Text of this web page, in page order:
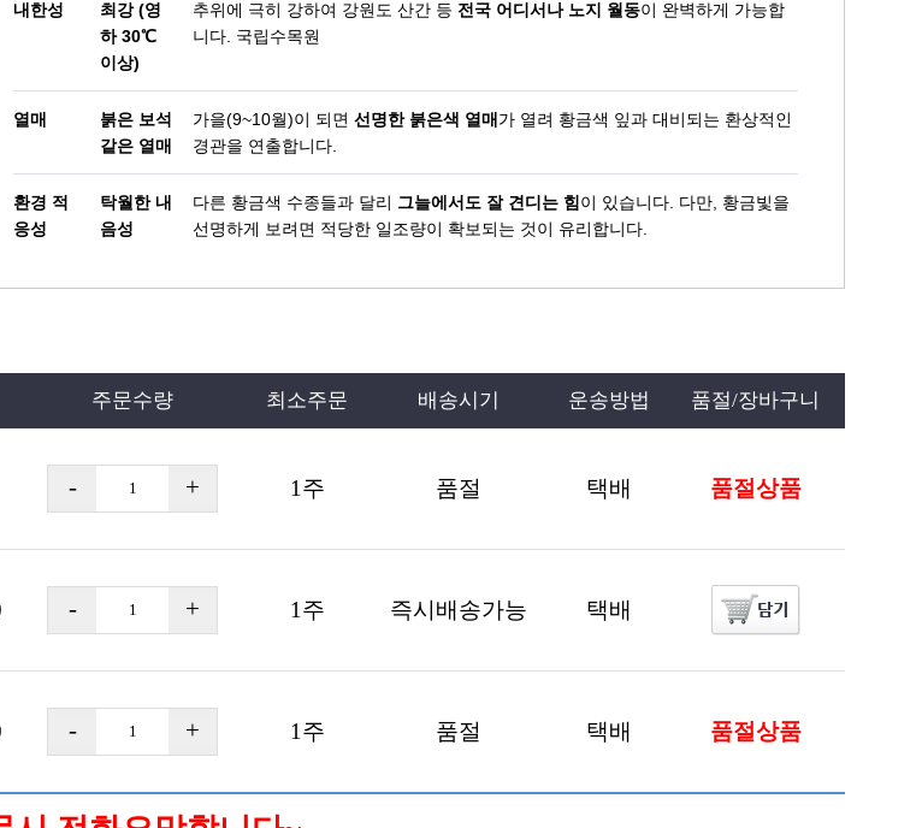
내한성
최강 (영
하 30℃
이상)
추위에 극히 강하여 강원도 산간 등 전국 어디서나 노지 월동이 완벽하게 가능합
니다. 국립수목원
열매
붉은 보석
같은 열매
가을(9~10월)이 되면 선명한 붉은색 열매 가 열려 황금색 잎과 대비되는 환상적인
경관을 연출합니다.
환경 적
응성
탁월한 내
음성
다른 황금색 수종들과 달리 그늘에서도 잘 견디는 힘이 있습니다. 다만, 황금빛을
선명하게 보려면 적당한 일조량이 확보되는 것이 유리합니다.
주문수량 최소주문 배송시기 운송방법 품절/장바구니
1 주 품절 택배 품절상품
1 주 즉시배송가능 택배
1 주 품절 택배 품절상품